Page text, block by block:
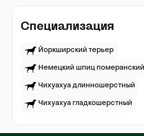
Специализация
Йоркширский терьер
Немецкий шпиц померанский
Чихуахуа длинношерстный
Чихуахуа гладкошерстный